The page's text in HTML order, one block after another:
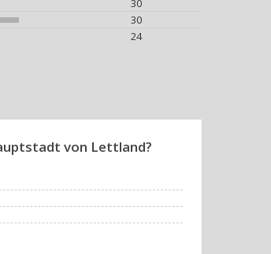
30
30
24
von Lettland?